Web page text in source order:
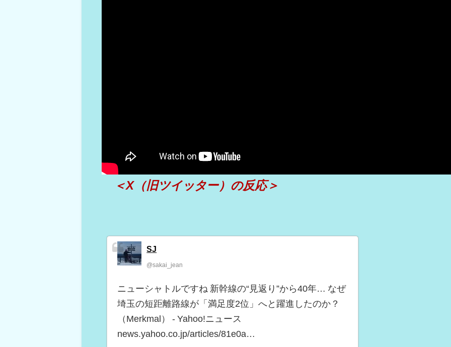
＜X（旧ツイッター）の反応＞
SJ
@sakai_jean
ニューシャトルですね 新幹線の“見返り”から40年… なぜ
埼玉の短距離路線が「満足度2位」へと躍進したのか？
（Merkmal） - Yahoo!ニュース
news.yahoo.co.jp/articles/81e0a…